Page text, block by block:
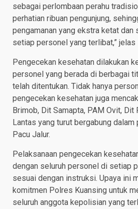
sebagai perlombaan perahu
perhatian ribuan pengunjung,
pengamanan yang ekstra ketat dan
setiap personel yang terlibat,” jelas
Pengecekan kesehatan dilakukan
personel yang berada di berbagai
telah ditentukan. Tidak hanya
pengecekan kesehatan juga
Brimob, Dit Samapta, PAM Ovit, Dit
Lantas yang turut bergabung dalam
Pacu Jalur.
Pelaksanaan pengecekan
dengan seluruh personel di setiap
sesuai dengan instruksi. Upaya ini
komitmen Polres Kuansing untuk
seluruh anggota kepolisian yang